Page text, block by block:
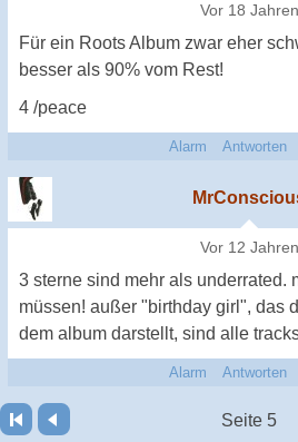
Vor 18 Jahren
Für ein Roots Album zwar eher
besser als 90% vom Rest!
4 /peace
Alarm Antworten
Vor 12 Jahren
3 sterne sind mehr als underrated.
müssen! außer "birthday girl", das
dem album darstellt, sind alle
Alarm Antworten
Seite 5